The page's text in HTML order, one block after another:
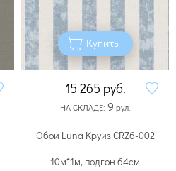
Купить
15 265 руб.
НА СКЛАДЕ: 9 рул.
Обои Luna Круиз CRZ6-002
10м*1м, подгон 64см